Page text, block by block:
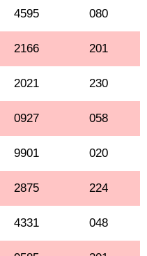
4595 080
2166 201
2021 230
0927 058
9901 020
2875 224
4331 048